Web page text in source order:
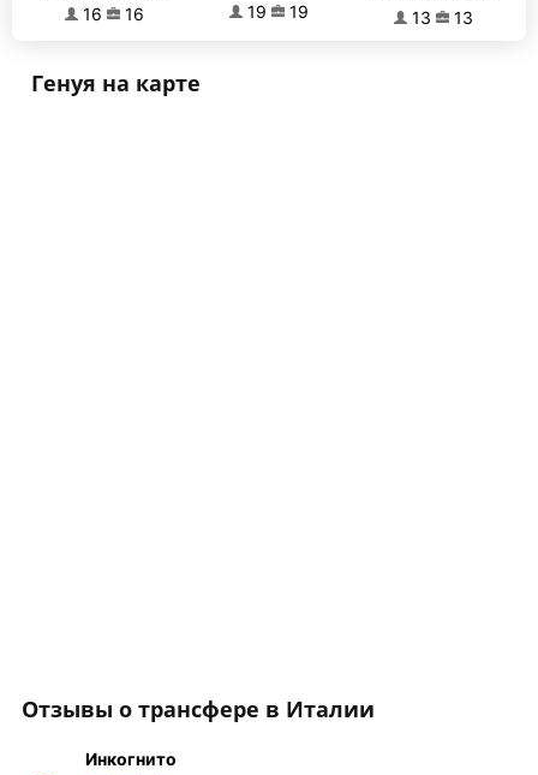
16
16
19
19
13
13
Генуя на карте
Отзывы о трансфере в Италии
Инкогнито